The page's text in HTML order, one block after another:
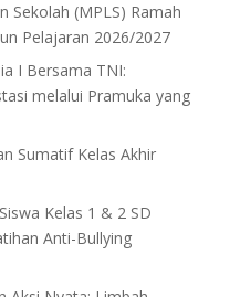
Sekolah (MPLS) Ramah
Pelajaran 2026/2027
I Bersama TNI:
melalui Pramuka yang
Sumatif Kelas Akhir
Kelas 1 & 2 SD
Anti-Bullying